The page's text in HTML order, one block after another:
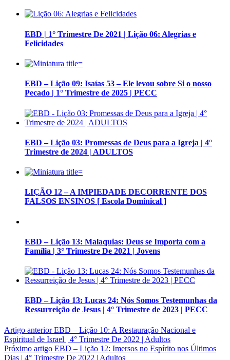
EBD | 1° Trimestre De 2021 | Lição 06: Alegrias e
Felicidades
EBD – Lição 09: Isaías 53 – Ele levou sobre Si o nosso
Pecado | 1° Trimestre de 2025 | PECC
EBD – Lição 03: Promessas de Deus para a Igreja | 4°
Trimestre de 2024 | ADULTOS
LIÇÃO 12 – A IMPIEDADE DECORRENTE DOS
FALSOS ENSINOS [ Escola Dominical ]
EBD – Lição 13: Malaquias: Deus se Importa com a
Família | 3° Trimestre De 2021 | Jovens
EBD – Lição 13: Lucas 24: Nós Somos Testemunhas da
Ressurreição de Jesus | 4° Trimestre de 2023 | PECC
Artigo anteriorEBD – Lição 10: A Restauração Nacional e
Espiritual de Israel | 4° Trimestre De 2022 | Adultos
Próximo artigo EBD – Lição 12: Imersos no Espírito nos Últimos
Dias | 4° Trimestre De 2022 | Adultos